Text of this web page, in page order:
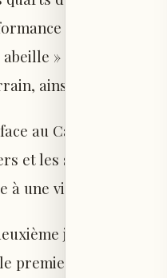
inédite pour
» en raison de
ainsi que de ses
au Canada lors des
et les sauvant du
à une victoire nette 3-0.
joueur
premier depuis les